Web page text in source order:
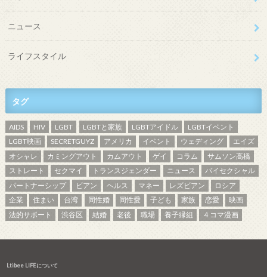
ニュース
ライフスタイル
タグ
AIDS HIV LGBT LGBTと家族 LGBTアイドル
LGBTイベント
LGBT映画
SECRETGUYZ アメリカ イベント ウェディング
エイズ
オシャレ
カミングアウト カムアウト ゲイ コラム
サムソン高橋
ストレート
セクマイ トランスジェンダー ニュース
バイセクシャル
パートナーシップ
ビアン ヘルス マネー レズビアン
ロシア
企業
住まい 台湾 同性婚 同性愛 子ども 家族 恋愛
映画
法的サポート
渋谷区 結婚 老後 職場 養子縁組 ４コマ漫画
Ltibee LIFEについて